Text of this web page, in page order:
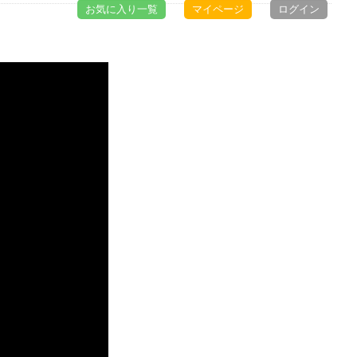
お気に入り一覧 マイページ ログイン